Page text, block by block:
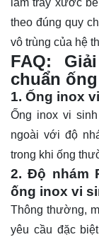
làm trầy xước
theo đúng quy
vô trùng của hệ
FAQ:
chuẩn
1. Ống inox
Ống inox vi
ngoài với độ
trong khi ống
2. Độ nhám
ống inox vi
Thông thường,
yêu cầu đặc